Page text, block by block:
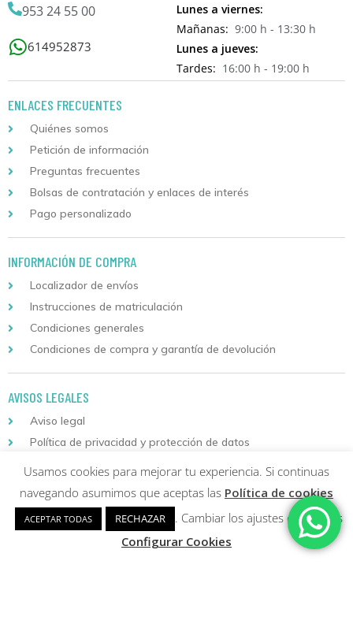
953 24 55 00
614952873
Lunes a viernes:
Mañanas: 9:00 h - 13:30 h
Lunes a jueves:
Tardes: 16:00 h - 19:00 h
ENLACES FRECUENTES
Quiénes somos
Petición de información
Preguntas frecuentes
Bolsas de contratación y enlaces de interés
Pago personalizado
INFORMACIÓN DE COMPRA
Localizador de envíos
Instrucciones de matriculación
Condiciones generales
Condiciones de compra y garantía de devolución
AVISOS LEGALES
Aviso legal
Política de privacidad y protección de datos
Política de cookies
Descarga nuestra aplicación
para Android
Usamos cookies para mejorar tu experiencia. Si continuas
navegando asumimos que aceptas las Política de cookies
ACEPTAR TODAS RECHAZAR
. Cambiar los ajustes de cookies
Configurar Cookies